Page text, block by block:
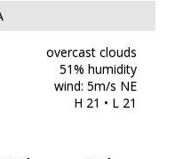
overcast clouds
51% humidity
wind: 5m/s NE
H 21 • L 21